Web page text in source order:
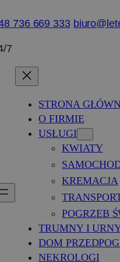
736 669 333
7
STRONA
O FIRMIE
USŁUGI
KWIATY
KREMACJA
POGRZEB
TRUMNY I
DOM
NEKROLOGI